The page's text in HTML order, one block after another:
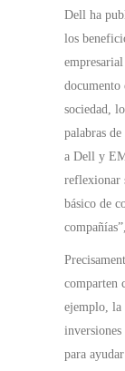
Dell ha
los
documento
sociedad,
palabras
a Dell y
reflexionar
básico de
comparten
ejemplo, la
para